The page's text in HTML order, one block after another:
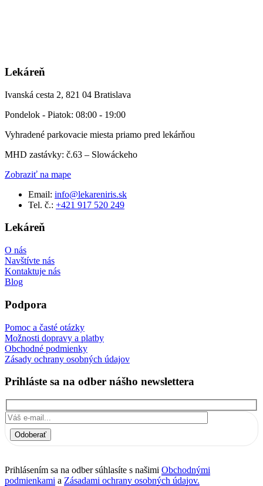
Lekáreň
Ivanská cesta 2, 821 04 Bratislava
Pondelok - Piatok: 08:00 - 19:00
Vyhradené parkovacie miesta priamo pred lekárňou
MHD zastávky: č.63 – Slowáckeho
Zobraziť na mape
Email: info@lekareniris.sk
Tel. č.: +421 917 520 249
Lekáreň
O nás
Navštívte nás
Kontaktuje nás
Blog
Podpora
Pomoc a časté otázky
Možnosti dopravy a platby
Obchodné podmienky
Zásady ochrany osobných údajov
Prihláste sa na odber nášho newslettera
Odoberať
Prihlásením sa na odber súhlasíte s našimi Obchodnými
podmienkami a Zásadami ochrany osobných údajov.